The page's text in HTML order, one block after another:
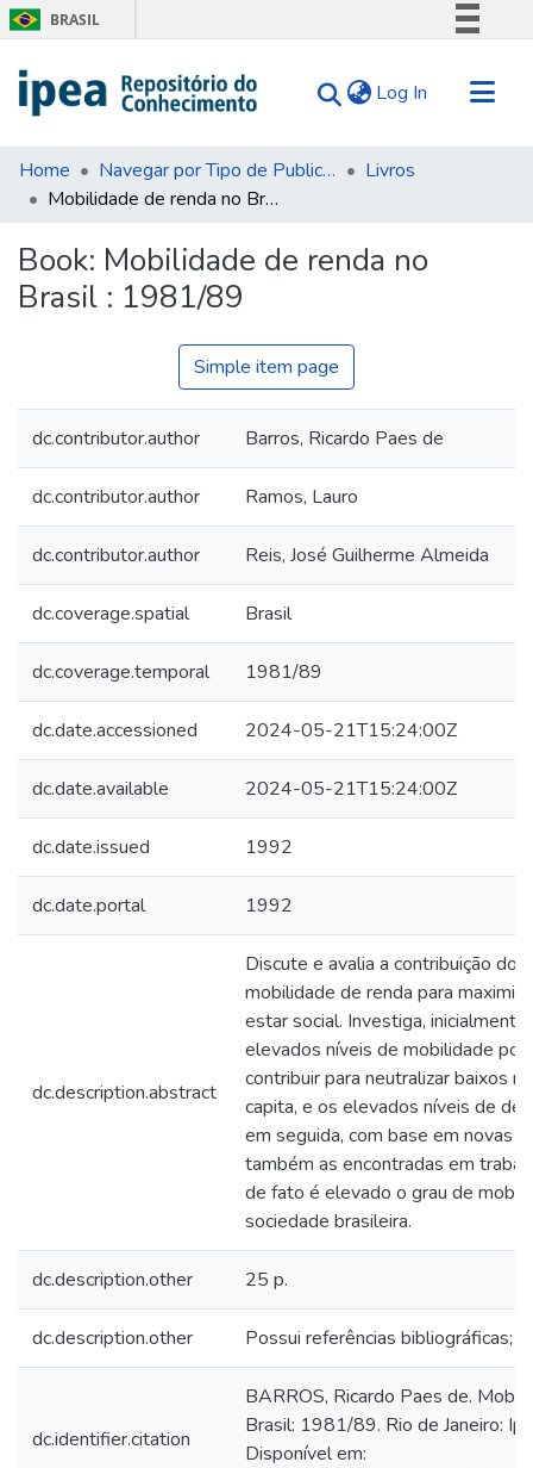
BRASIL
Comunica BR
Acesso à informação
Log In (current)
Communities & Collections
Search for
Statistics
Tips
Home Navegar por Tipo de Publicação
Livros
Mobilidade de renda no Brasil : 1981/89
Book: Mobilidade de renda no
Brasil : 1981/89
Simple item page
dc.contributor.author Barros, Ricardo Paes de
dc.contributor.author Ramos, Lauro
dc.contributor.author Reis, José Guilherme Almeida
dc.coverage.spatial Brasil
dc.coverage.temporal 1981/89
dc.date.accessioned 2024-05-21T15:24:00Z
dc.date.available 2024-05-21T15:24:00Z
dc.date.issued 1992
dc.date.portal 1992
dc.description.abstract
Discute e avalia a contribuição do
mobilidade de renda para
estar social. Investiga,
elevados níveis de mobilidade
contribuir para neutralizar baixos
capita, e os elevados níveis de
em seguida, com base em novas
também as encontradas em
de fato é elevado o grau de
sociedade brasileira.
dc.description.other 25 p.
dc.description.other Possui referências bibliográficas;
dc.identifier.citation
BARROS, Ricardo Paes de.
Brasil: 1981/89. Rio de Janeiro:
Disponível em: